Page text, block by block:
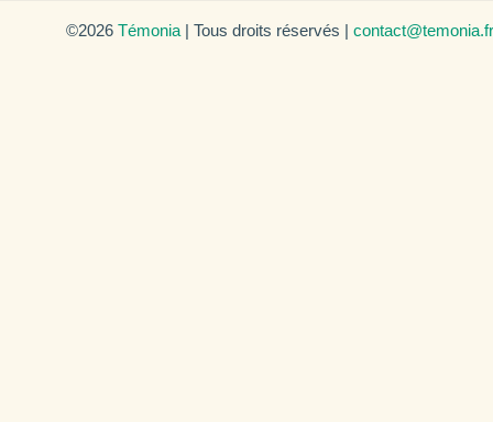
©2026 Témonia | Tous droits réservés | contact@temonia.fr